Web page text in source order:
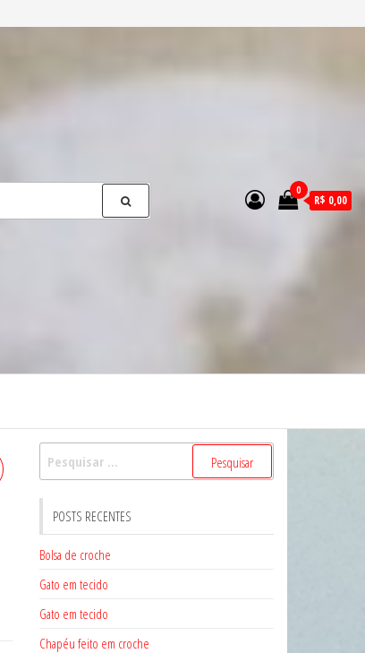
0
R$ 0,00
Pesquisar
por:
POSTS RECENTES
Bolsa de croche
Gato em tecido
Gato em tecido
Chapéu feito em croche